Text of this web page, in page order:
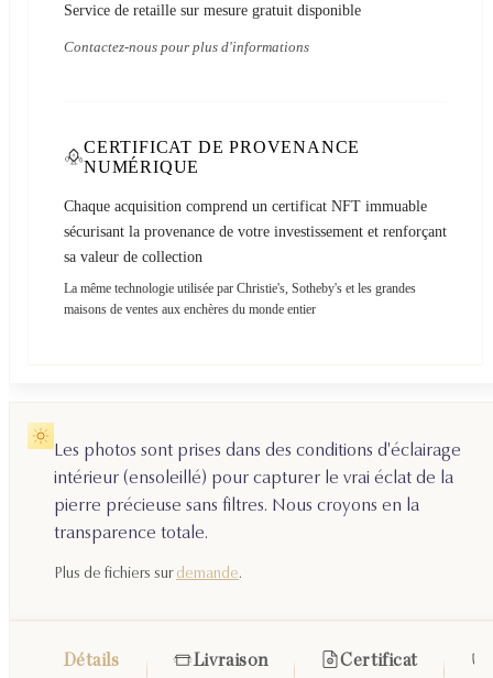
Service de retaille sur mesure gratuit disponible
Contactez-nous pour plus d'informations
CERTIFICAT DE PROVENANCE
NUMÉRIQUE
Chaque acquisition comprend un certificat NFT immuable
sécurisant la provenance de votre investissement et renforçant
sa valeur de collection
La même technologie utilisée par Christie's, Sotheby's et les grandes
maisons de ventes aux enchères du monde entier
Les photos sont prises dans des conditions d'éclairage
intérieur (ensoleillé) pour capturer le vrai éclat de la
pierre précieuse sans filtres. Nous croyons en la
transparence totale.
Plus de fichiers sur demande.
Détails Livraison Certificat